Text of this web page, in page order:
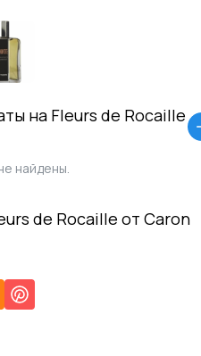
на Fleurs de Rocaille
найдены.
de Rocaille от Caron